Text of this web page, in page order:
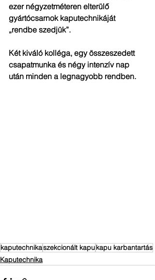
ezer négyzetméteren elterülő
gyártócsarnok kaputechnikáját
„rendbe szedjük”.
Két kiváló kolléga, egy összeszedett
csapatmunka és négy intenzív nap
után minden a legnagyobb rendben.
kaputechnikaszekcionált kapukapu karbantartás
Kaputechnika